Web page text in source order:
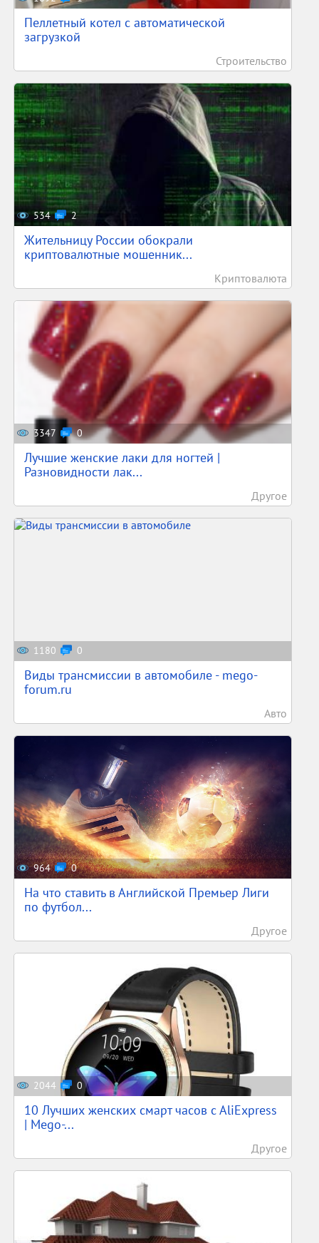
Пеллетный котел с автоматической
загрузкой
Строительство
534 2
Жительницу России обокрали
криптовалютные мошенник...
Криптовалюта
3347 0
Лучшие женские лаки для ногтей |
Разновидности лак...
Другое
1180 0
Виды трансмиссии в автомобиле - mego-
forum.ru
Авто
964 0
На что ставить в Английской Премьер Лиги
по футбол...
Другое
2044 0
10 Лучших женских смарт часов c AliExpress
| Mego-...
Другое